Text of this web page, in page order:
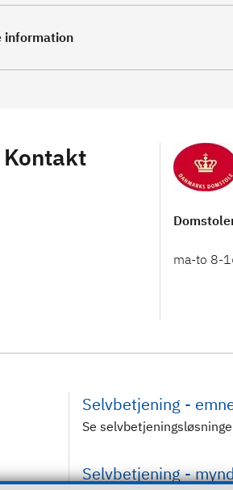
information
Kontakt
ma-to 8-
Selvbetjening -
Se
Selvbetjening -